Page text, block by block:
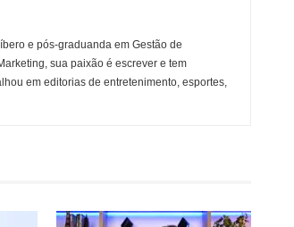
e pós-graduanda em Gestão de
sua paixão é escrever e tem
em editorias de entretenimento, esportes,